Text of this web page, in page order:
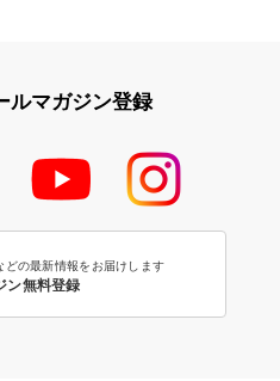
ルマガジン登録
どの最新情報をお届けします
ン無料登録